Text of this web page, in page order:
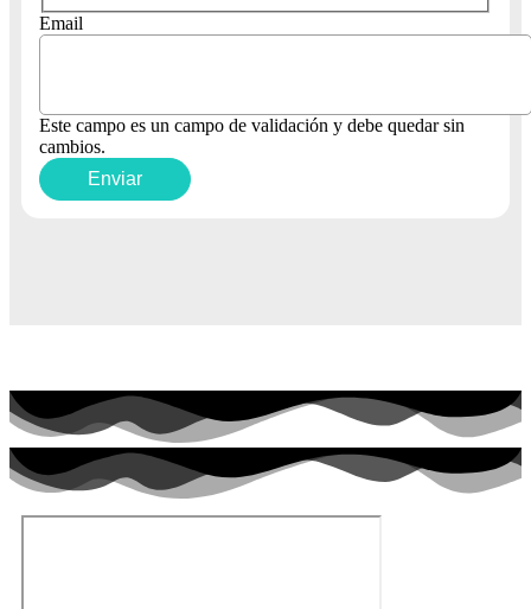
Email
Este campo es un campo de validación y debe quedar sin
cambios.